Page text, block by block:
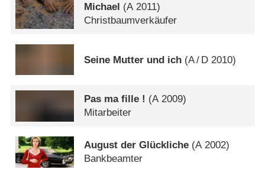
Michael (A2011)
Christbaumverkäufer
Seine Mutter und ich (A/ D 2010)
Pas ma fille ! (A2009)
Mitarbeiter
August der Glückliche (A2002)
Bankbeamter